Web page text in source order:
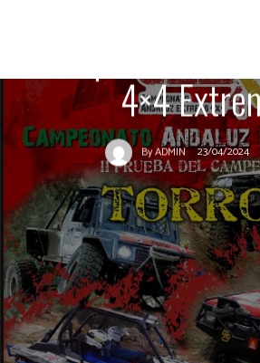
4×4
ByADMIN 23/04/2024